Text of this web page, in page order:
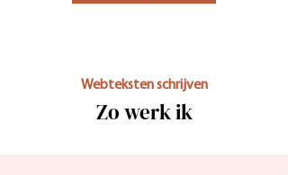
Webteksten schrijven
Zo werk ik